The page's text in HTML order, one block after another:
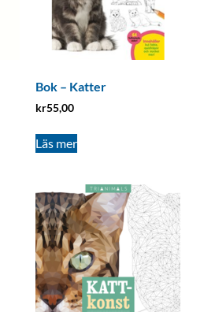
Bok – Katter
kr55,00
Läs mer